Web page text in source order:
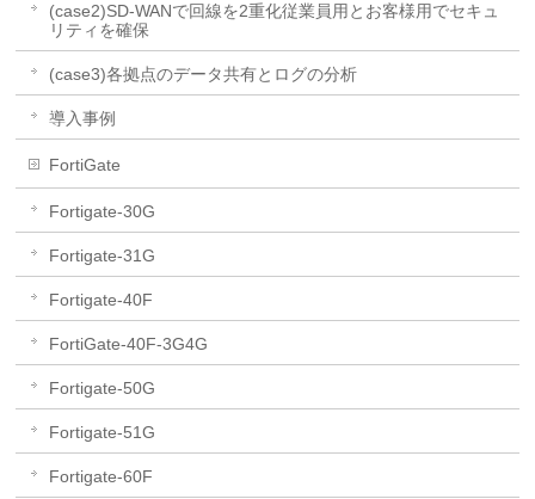
(case2)SD-WANで回線を2重化従業員用とお客様用でセキュ
リティを確保
(case3)各拠点のデータ共有とログの分析
導入事例
FortiGate
Fortigate-30G
Fortigate-31G
Fortigate-40F
FortiGate-40F-3G4G
Fortigate-50G
Fortigate-51G
Fortigate-60F